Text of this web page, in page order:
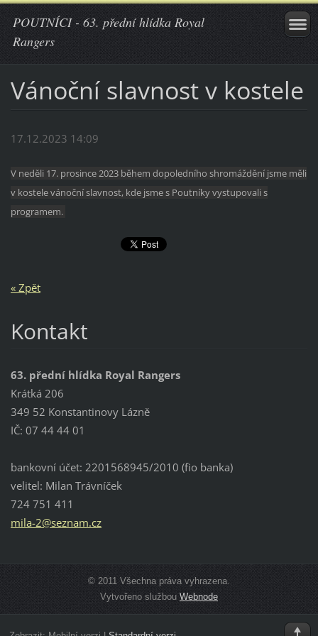
POUTNÍCI - 63. přední hlídka Royal
Rangers
Vánoční slavnost v kostele
17.12.2023 14:09
V neděli 17. prosince 2023 během dopoledního shromáždění jsme měli
v kostele vánoční slavnost, kde jsme s Poutníky vystupovali s
programem.
« Zpět
Kontakt
63. přední hlídka Royal Rangers
Krátká 206
349 52 Konstantinovy Lázně
IČ: 07 44 44 01
bankovní účet: 2201568945/2010 (fio banka)
velitel: Milan Trávníček
724 751 411
mila-2@seznam.cz
© 2011 Všechna práva vyhrazena.
Vytvořeno službouWebnode